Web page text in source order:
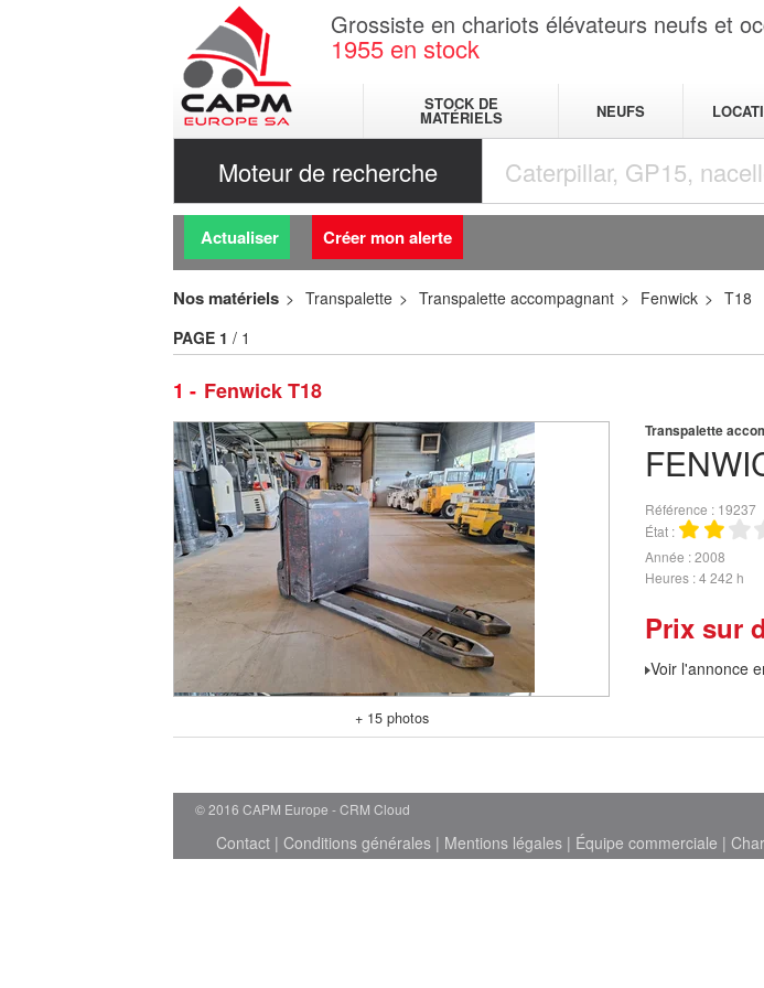
Grossiste en chariots élévateurs neufs et
1955 en stock
STOCK DE
MATÉRIELS NEUFS
Moteur de recherche
Actualiser Créer mon alerte
Nos matériels Transpalette Transpalette accompagnant Fenwick T18
1 Fenwick T18
PAGE 1 / 1
+ 15 photos
Transpalette
Référence
19237
État
Année 2008
Heures 4 242 h
Prix sur
Voir l'annonce
© 2016 CAPM Europe CRM Cloud
Contact| Conditions générales| Mentions légales| Équipe commerciale |